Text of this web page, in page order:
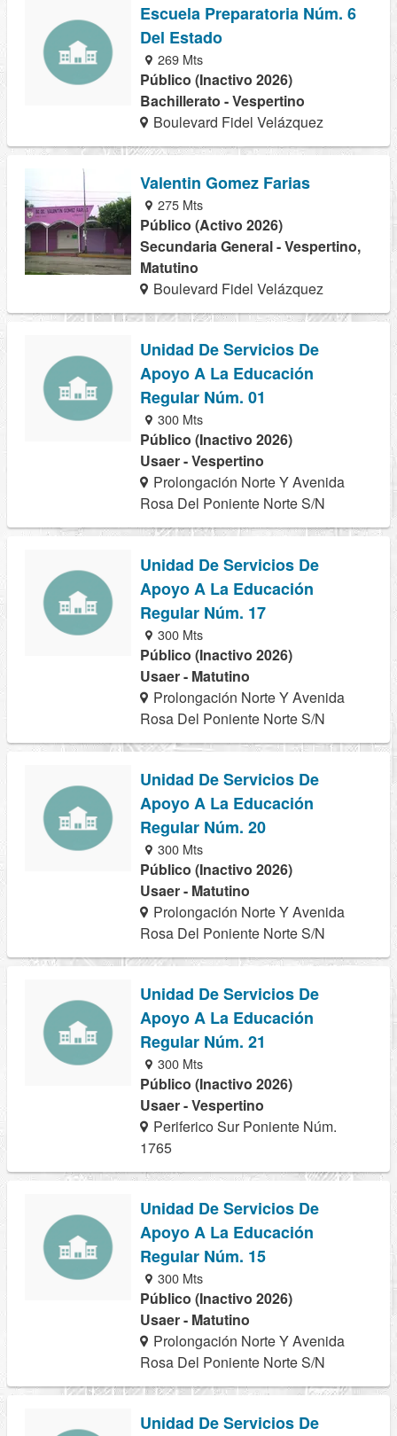
Escuela Preparatoria Núm. 6
Del Estado
269 Mts
Público (Inactivo 2026)
Bachillerato - Vespertino
Boulevard Fidel Velázquez
Valentin Gomez Farias
275 Mts
Público (Activo 2026)
Secundaria General - Vespertino,
Matutino
Boulevard Fidel Velázquez
Unidad De Servicios De
Apoyo A La Educación
Regular Núm. 01
300 Mts
Público (Inactivo 2026)
Usaer - Vespertino
Prolongación Norte Y Avenida
Rosa Del Poniente Norte S/N
Unidad De Servicios De
Apoyo A La Educación
Regular Núm. 17
300 Mts
Público (Inactivo 2026)
Usaer - Matutino
Prolongación Norte Y Avenida
Rosa Del Poniente Norte S/N
Unidad De Servicios De
Apoyo A La Educación
Regular Núm. 20
300 Mts
Público (Inactivo 2026)
Usaer - Matutino
Prolongación Norte Y Avenida
Rosa Del Poniente Norte S/N
Unidad De Servicios De
Apoyo A La Educación
Regular Núm. 21
300 Mts
Público (Inactivo 2026)
Usaer - Vespertino
Periferico Sur Poniente Núm.
1765
Unidad De Servicios De
Apoyo A La Educación
Regular Núm. 15
300 Mts
Público (Inactivo 2026)
Usaer - Matutino
Prolongación Norte Y Avenida
Rosa Del Poniente Norte S/N
Unidad De Servicios De